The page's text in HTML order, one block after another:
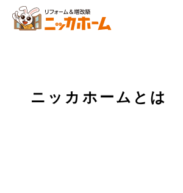
ニッカホームとは